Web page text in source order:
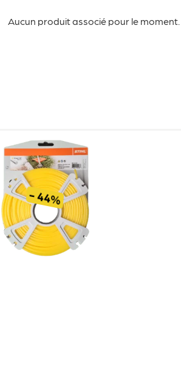
Aucun produit associé pour le moment.
- 44%